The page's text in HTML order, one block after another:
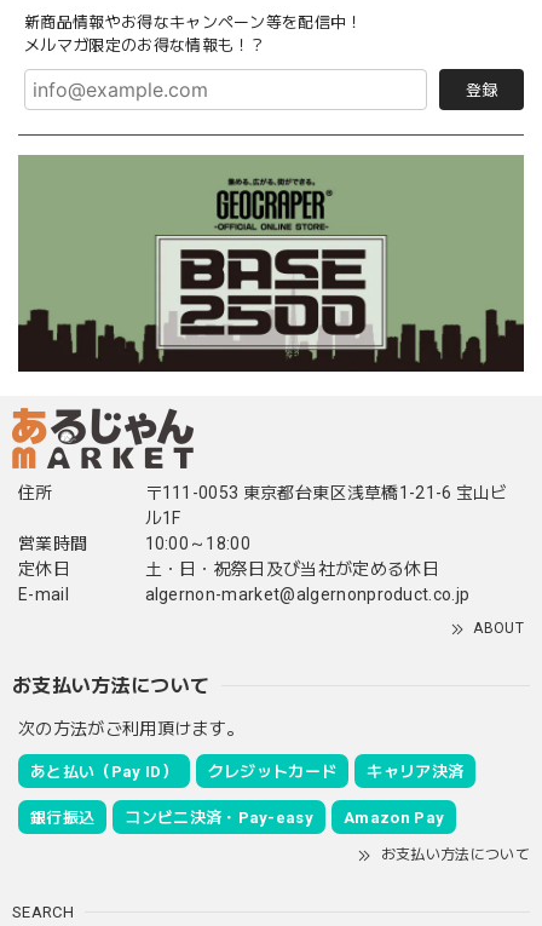
新商品情報やお得なキャンペーン等を配信中！
メルマガ限定のお得な情報も！？
登録
住所
〒111-0053 東京都台東区浅草橋1-21-6 宝山ビ
ル1F
営業時間
10:00～18:00
定休日
土・日・祝祭日及び当社が定める休日
E-mail
algernon-market@algernonproduct.co.jp
ABOUT
お支払い方法について
次の方法がご利用頂けます。
あと払い（Pay ID） クレジットカード キャリア決済
銀行振込 コンビニ決済・Pay-easy Amazon Pay
お支払い方法について
SEARCH